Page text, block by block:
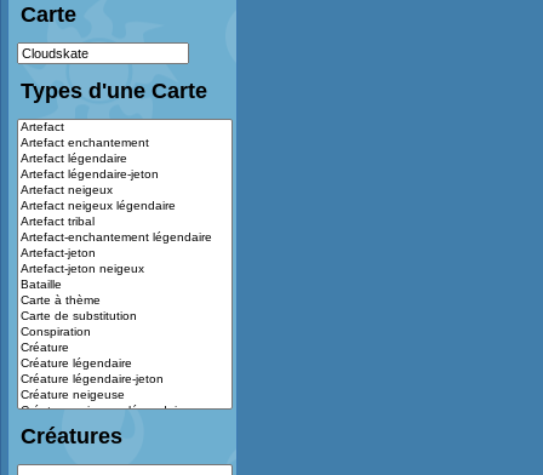
Carte
Types d'une Carte
Créatures